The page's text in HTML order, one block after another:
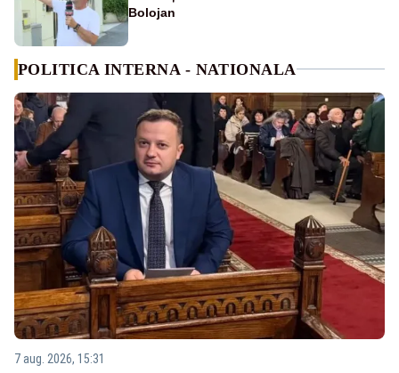
Bolojan
POLITICA INTERNA - NATIONALA
7 aug. 2026, 15:31